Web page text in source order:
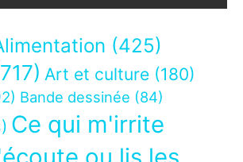
(425)
Art et culture (180)
Bande dessinée (84)
Ce qui m'irrite